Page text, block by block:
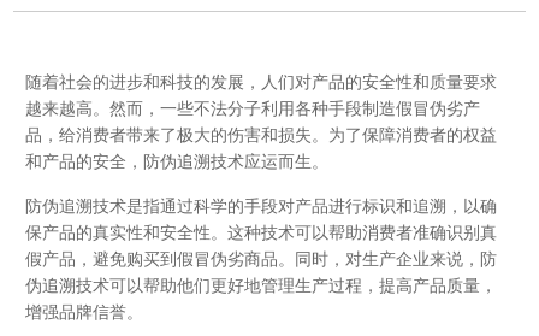
随着社会的进步和科技的发展，人们对产品的安全性和质量要求
越来越高。然而，一些不法分子利用各种手段制造假冒伪劣产
品，给消费者带来了极大的伤害和损失。为了保障消费者的权益
和产品的安全，防伪追溯技术应运而生。
防伪追溯技术是指通过科学的手段对产品进行标识和追溯，以确
保产品的真实性和安全性。这种技术可以帮助消费者准确识别真
假产品，避免购买到假冒伪劣商品。同时，对生产企业来说，防
伪追溯技术可以帮助他们更好地管理生产过程，提高产品质量，
增强品牌信誉。